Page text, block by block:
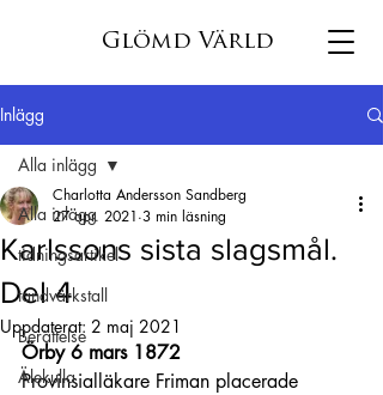
Glömd Värld
Inlägg
Alla inlägg
tidningsartikel
tandvärkstall
Berättelse
Älekulla
Alla inlägg
Karlssons sista slagsmål.
Del 4
Charlotta Andersson Sandberg
27 apr. 2021 3 min läsning
Uppdaterat: 2 maj 2021
Örby 6 mars 1872
Provinsialläkare Friman placerade